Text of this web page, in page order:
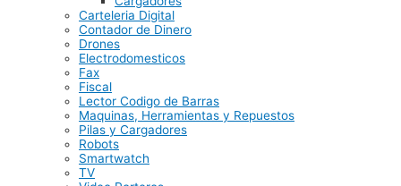
Carteleria Digital
Contador de Dinero
Drones
Electrodomesticos
Fax
Fiscal
Lector Codigo de Barras
Maquinas, Herramientas y Repuestos
Pilas y Cargadores
Robots
Smartwatch
TV